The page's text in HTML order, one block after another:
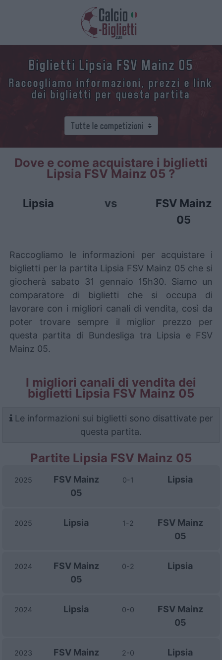
Biglietti Lipsia FSV Mainz 05
Raccogliamo informazioni, prezzi e link
dei biglietti per questa partita
Dove e come acquistare i biglietti
Lipsia FSV Mainz 05 ?
Lipsia vs
FSV Mainz
05
Raccogliamo le informazioni per acquistare i
biglietti per la partita Lipsia FSV Mainz 05 che si
giocherà sabato 31 gennaio 15h30. Siamo un
comparatore di biglietti che si occupa di
lavorare con i migliori canali di vendita, così da
poter trovare sempre il miglior prezzo per
questa partita di Bundesliga tra Lipsia e FSV
Mainz 05.
I migliori canali di vendita dei
biglietti Lipsia FSV Mainz 05
Le informazioni sui biglietti sono disattivate per
questa partita.
Partite Lipsia FSV Mainz 05
2025
FSV Mainz
05
0-1 Lipsia
2025 Lipsia 1-2
FSV Mainz
05
2024
FSV Mainz
05
0-2 Lipsia
2024 Lipsia 0-0
FSV Mainz
05
2023
FSV Mainz
2-0 Lipsia